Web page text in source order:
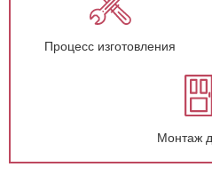
Процесс изготовления
Монтаж